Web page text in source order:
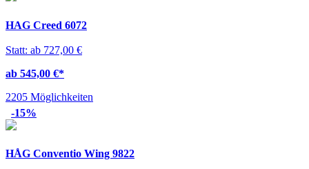
HAG Creed 6072
Statt: ab 727,00 €
ab 545,00 €*
2205 Möglichkeiten
-15%
HÅG Conventio Wing 9822